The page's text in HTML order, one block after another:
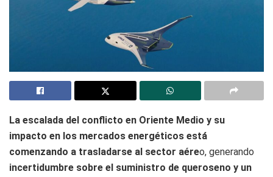
La escalada del conflicto en Oriente Medio y su
impacto en los mercados energéticos está
comenzando a trasladarse al sector aéreo, generando
incertidumbre sobre el suministro de queroseno y un